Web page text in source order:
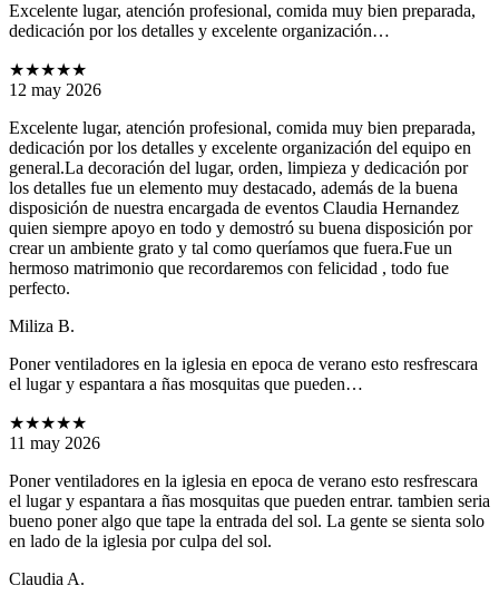
Excelente lugar, atención profesional, comida muy bien preparada,
dedicación por los detalles y excelente organización…
★★★★★
12 may 2026
Excelente lugar, atención profesional, comida muy bien preparada,
dedicación por los detalles y excelente organización del equipo en
general.La decoración del lugar, orden, limpieza y dedicación por
los detalles fue un elemento muy destacado, además de la buena
disposición de nuestra encargada de eventos Claudia Hernandez
quien siempre apoyo en todo y demostró su buena disposición por
crear un ambiente grato y tal como queríamos que fuera.Fue un
hermoso matrimonio que recordaremos con felicidad , todo fue
perfecto.
Miliza B.
Poner ventiladores en la iglesia en epoca de verano esto resfrescara
el lugar y espantara a ñas mosquitas que pueden…
★★★★★
11 may 2026
Poner ventiladores en la iglesia en epoca de verano esto resfrescara
el lugar y espantara a ñas mosquitas que pueden entrar. tambien seria
bueno poner algo que tape la entrada del sol. La gente se sienta solo
en lado de la iglesia por culpa del sol.
Claudia A.